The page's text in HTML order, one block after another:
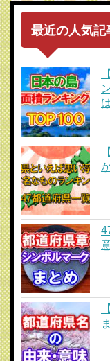
最近の人気記